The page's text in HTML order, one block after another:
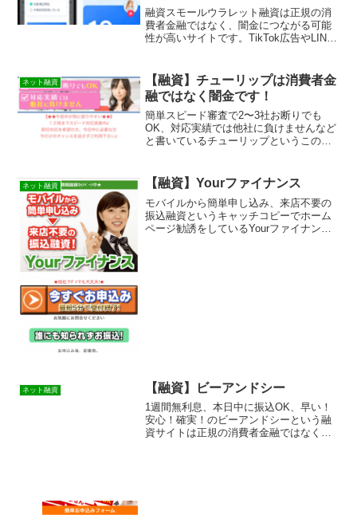
融資スモールウラレット融資は正規の消
費者金融ではなく、闇金につながる可能
性が高いサイトです。TikTok広告やLINE
解説します。
ネット融資
【融資】チューリップは消費者金
融ではなく闇金です！
簡単スピード審査で2〜3社お断りでも
OK、対応実績では他社に負けませんなど
と書いているチューリップというこのデ
業登録もなしの違法営業です！全く同じ
デザインで他のサイトも作られていま
す！闇金業者なのでまともにお金を借り
ることは出来ませんよ。詐欺などの被害
に会う前に関わらないようにしてくださ
ネット融資 【融資】Yourファイナンス
モバイルから簡単申し込み、来店不要の
振込融資というキャッチコピーでホーム
ページ勧誘をしているYourファイナンス
ネット融資 【融資】ビーアンドシー
1週間無利息、本日中に振込OK、早い！
安心！確実！のビーアンドシーという融
資サイトは正規の消費者金融ではなく闇